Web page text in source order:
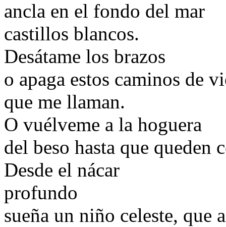
ancla en el fondo del mar
castillos blancos.
Desátame los brazos
o apaga estos caminos de
que me llaman.
O vuélveme a la hoguera
del beso hasta que queden
Desde el nácar
profundo
sueña un niño celeste, que